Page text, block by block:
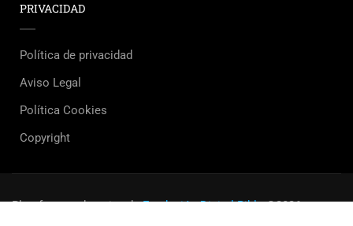
PRIVACIDAD
Política de privacidad
Aviso Legal
Política Cookies
Copyright
Plataforma educativadeFundación Digital Bible.©2026.